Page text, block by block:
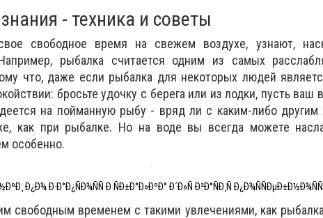
- техника и советы
свободное время на свежем воздухе, узнают,
рыбалка считается одним из самых
что, даже если рыбалка для некоторых людей
бросьте удочку с берега или из лодки, пусть ваш
на пойманную рыбу - вряд ли с каким-либо
как при рыбалке. Но на воде вы всегда можете
особенно.
Ð¿Ð¾ Ð·Ð°Ð¿ÑÐ¾ÑÑ Ð ÑÐ±Ð°Ð»ÐºÐ° Ð´Ð»Ñ Ð²Ð°ÑÐ¸Ñ
свободным временем с такими увлечениями, как